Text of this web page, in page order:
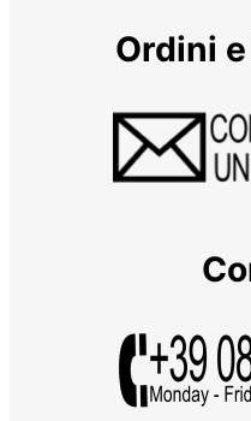
Ordini